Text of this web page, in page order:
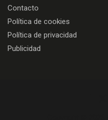
Contacto
Política de cookies
Política de privacidad
Publicidad